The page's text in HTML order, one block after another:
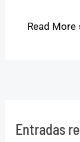
Read More
Entradas